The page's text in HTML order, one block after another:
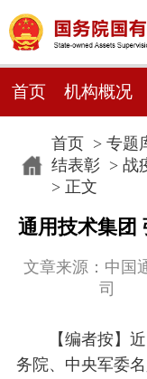
首页 机构概况
首页> 专题
结表彰 > 战
> 正文
通用技术集团
文章来源：中国
司 发
【编者按】
务院、中央军委